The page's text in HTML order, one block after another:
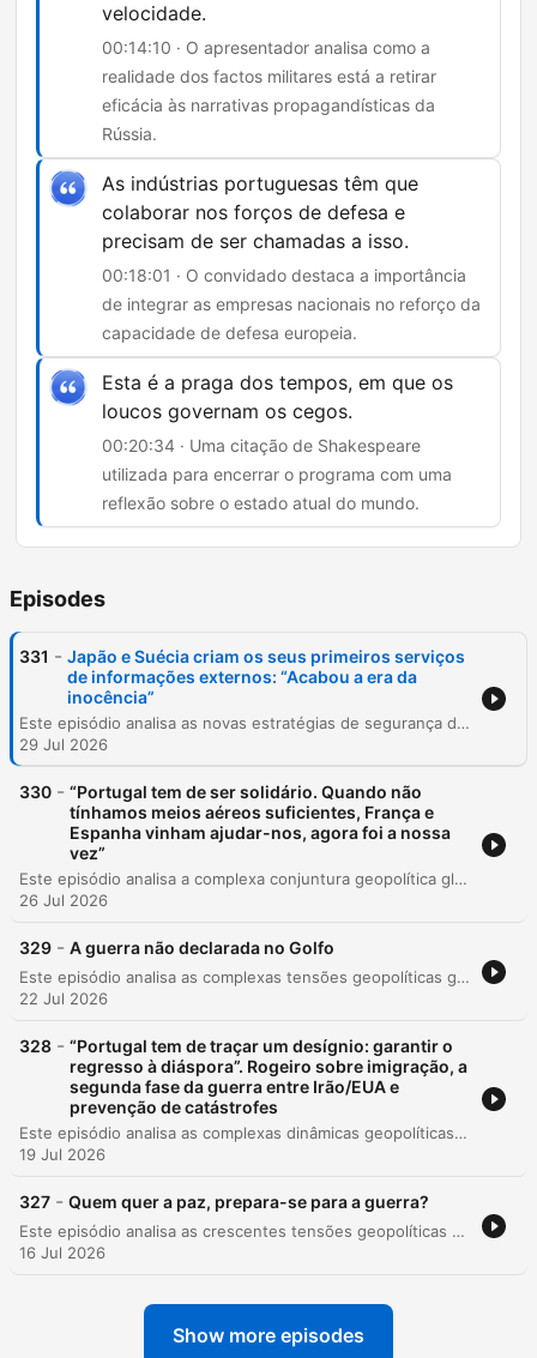
velocidade.
00:14:10 · O apresentador analisa como a
realidade dos factos militares está a retirar
eficácia às narrativas propagandísticas da
Rússia.
As indústrias portuguesas têm que
colaborar nos forços de defesa e
precisam de ser chamadas a isso.
00:18:01 · O convidado destaca a importância
de integrar as empresas nacionais no reforço da
capacidade de defesa europeia.
Esta é a praga dos tempos, em que os
loucos governam os cegos.
00:20:34 · Uma citação de Shakespeare
utilizada para encerrar o programa com uma
reflexão sobre o estado atual do mundo.
Episodes
331 - Japão e Suécia criam os seus primeiros serviços
de informações externos: “Acabou a era da
inocência”
Este episódio analisa as novas estratégias de segurança da Suécia e do Japão com a criação de serviços de inteligência externa, além de abordar o encontro entre Zelensky e Trump em Washington e as negociações sobre mísseis Patriot. O programa discute também a situação política interna em Portugal face a investigações criminais. A análise estende-se ao barómetro de atualidades, abordando a necessidade de uma estratégia europeia contra fogos florestais, o declínio da propaganda russa e as oportunidades para a indústria de defesa portuguesa.
29 Jul 2026
330 - “Portugal tem de ser solidário. Quando não
tínhamos meios aéreos suficientes, França e
Espanha vinham ajudar-nos, agora foi a nossa
vez”
Este episódio analisa a complexa conjuntura geopolítica global, começando pela crise dos incêndios florestais no sul da Europa e as tensões diplomáticas entre Rússia e EUA sobre o conflito na Ucrânia. Discutem-se os avanços na defesa naval ucraniana e as vulnerabilidades estratégicas face aos ataques russos. A análise estende-se às movimentações energéticas no Golfo Pérsico para contornar o Estreito de Ormuz e à modernização da Marinha Portuguesa com as novas fragatas FREMM EVO. O programa encerra abordando a preparação antinuclear na Finlândia, a importância do porto de Constança e reflexões culturais sobre literatura e música.
26 Jul 2026
329 - A guerra não declarada no Golfo
Este episódio analisa as complexas tensões geopolíticas globais, desde a crise de reservas de petróleo nos EUA e os conflitos no Golfo até às disputas territoriais no Mar do Sul da China. Aborda também o impacto da guerra na Ucrânia e a cooperação militar entre Rússia e Irão. A discussão estende-se à política interna europeia, incluindo a presidência irlandesa da União Europeia e as contradições nas sanções à Rússia, além de abordar temas como a modernização da Marinha Portuguesa e o legado político do Mundial de Futebol.
22 Jul 2026
328 - “Portugal tem de traçar um desígnio: garantir o
regresso à diáspora”. Rogeiro sobre imigração, a
segunda fase da guerra entre Irão/EUA e
prevenção de catástrofes
Este episódio analisa as complexas dinâmicas geopolíticas globais, desde as políticas de imigração e o desafio demográfico na Europa até às intensas tensões no Médio Oriente. Explora-se a capacidade militar do Irão, o uso de infraestruturas de uso dual em conflitos e a importância estratégica de países como o Omã, a Jordânia e a Síria nos novos equilíbrios de poder. A discussão estende-se à rivalidade económica entre os Estados Unidos e a China, às estratégias de guerra económica da Ucrânia contra a Rússia e à necessidade urgente de sistemas de defesa antibalística na Europa. O episódio encerra com o acompanhamento das atividades das forças armadas portuguesas e sugestões culturais.
19 Jul 2026
327 - Quem quer a paz, prepara-se para a guerra?
Este episódio analisa as crescentes tensões geopolíticas no Golfo Pérsico, detalhando ameaças a infraestruturas estratégicas e o papel da Rússia. Aborda também o cenário de guerra na Ucrânia, com foco em avanços militares, novas tecnologias de defesa e a cooperação tecnológica com a União Europeia. A edição explora ainda um barómetro de personalidades, homenageia o sacrifício do arqueólogo Khaled Al-Assad e reflete sobre as recentes mensagens de unidade em França e a política interna portuguesa.
16 Jul 2026
Show more episodes